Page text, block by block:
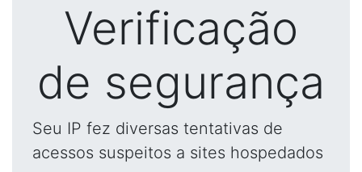
Verificação
de segurança
Seu IP fez diversas tentativas de
acessos suspeitos a sites hospedados